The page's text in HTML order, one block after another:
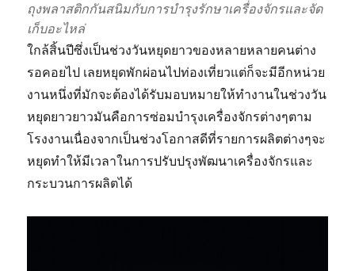
ถุงพลาสติกกันสนิมกับการบำรุงรักษาเครื่องจักรและจัด
เก็บอะไหล่
ใกล้สิ้นปีซึ่งเป็นช่วงวันหยุดยาวของหลายหลายคนต่าง
รอคอยไป เลยหยุดพักผ่อนไปท่องเที่ยวแต่ก็จะมีอีกหน่วย
งานหนึ่งที่มักจะต้องได้รับมอบหมายให้ทำงานในช่วงวัน
หยุดยาวยาวมันคือการซ่อมบำรุงเครื่องจักรต่างๆตาม
โรงงานเนื่องจากเป็นช่วงโอกาสดีที่รายการผลิตต่างๆจะ
หยุดทำให้มีเวลาในการปรับปรุงพัฒนาเครื่องจักรและ
กระบวนการผลิตได้